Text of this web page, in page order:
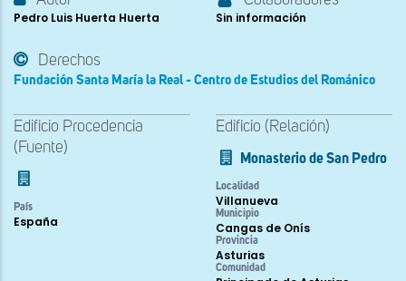
Pedro Luis Huerta Huerta Sin información
Derechos
Fundación Santa María la Real - Centro de Estudios del Románico
Edificio Procedencia
(Fuente)
País
España
Edificio (Relación)
Monasterio de San Pedro
Localidad
Villanueva
Municipio
Cangas de Onís
Provincia
Asturias
Comunidad